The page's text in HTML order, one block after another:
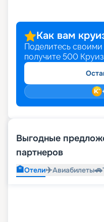
Как вам
Поделитесь
получите 500
Выгодные
партнеров
🏨Отели✈️Авиабилеты🚗